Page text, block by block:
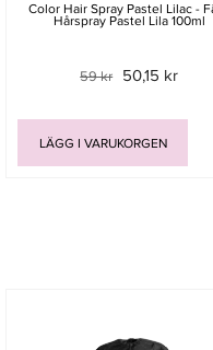
Color Hair Spray Pastel Lilac -
Hårspray Pastel Lila 100ml
59 kr 50,15 kr
LÄGG I VARUKORGEN